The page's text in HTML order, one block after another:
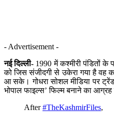
- Advertisement -
नई दिल्ली- 1990 में कश्मीरी पंडितों
को जिस संजीदगी से उकेरा गया है वह
आ सके। गोधरा सोशल मीडिया पर
भोपाल फाइल्स’ फिल्म बनाने का आग्रह
After#TheKashmirFiles,